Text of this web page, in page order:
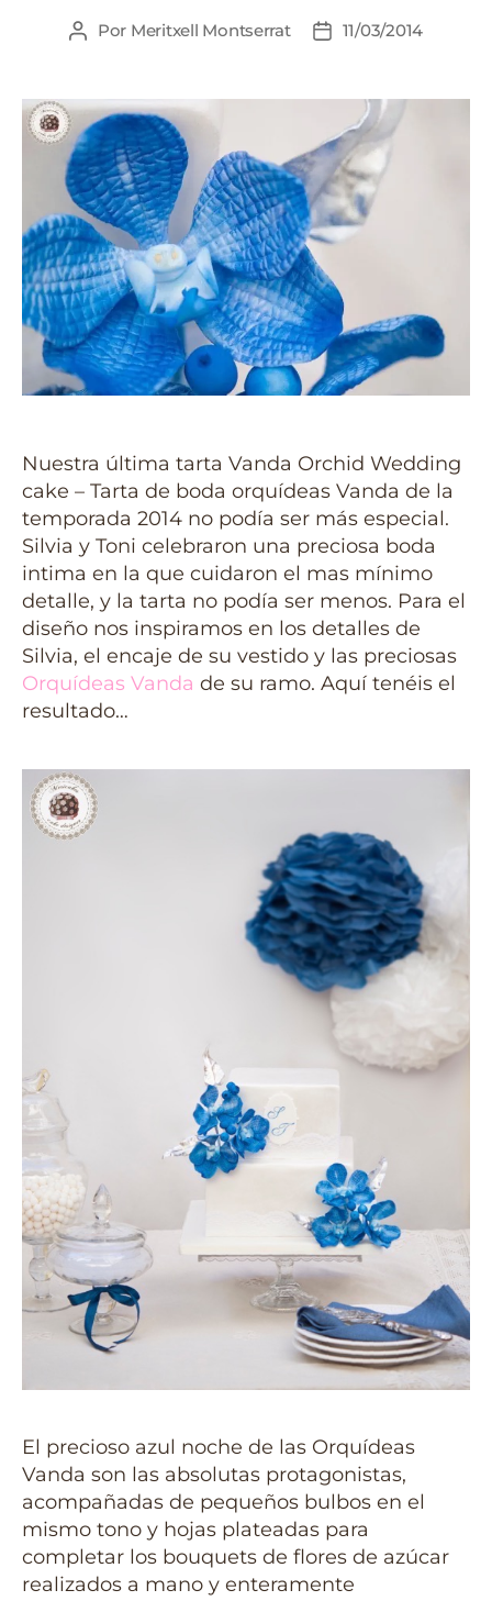
Por Meritxell Montserrat 11/03/2014
Nuestra última tarta Vanda Orchid Wedding
cake – Tarta de boda orquídeas Vanda de la
temporada 2014 no podía ser más especial.
Silvia y Toni celebraron una preciosa boda
intima en la que cuidaron el mas mínimo
detalle, y la tarta no podía ser menos. Para el
diseño nos inspiramos en los detalles de
Silvia, el encaje de su vestido y las preciosas
Orquídeas Vanda de su ramo. Aquí tenéis el
resultado…
El precioso azul noche de las Orquídeas
Vanda son las absolutas protagonistas,
acompañadas de pequeños bulbos en el
mismo tono y hojas plateadas para
completar los bouquets de flores de azúcar
realizados a mano y enteramente